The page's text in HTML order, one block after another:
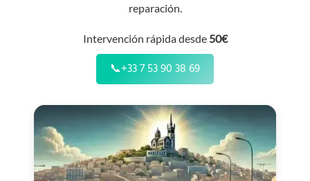
reparación.
Intervención rápida desde 50€
📞+33 7 53 90 38 69